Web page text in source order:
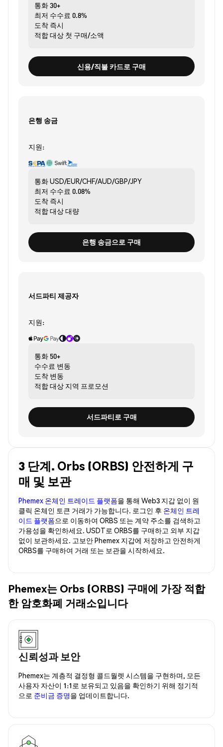
통화30+
최저 수수료 0.8%
도착 즉시
적합 대상 첫 구매/소액
신용/직불 카드로 구매
은행 송금
지원:
통화USD/EUR/CHF/AUD/GBP/JPY
최저 수수료 0.08%
도착 즉시
적합 대상대량
은행 송금으로 구매
서드파티 제공자
지원:
통화 50+
수수료 변동
도착 변동
적합 대상 지역 프로모션
서드파티로 구매
3 단계. Orbs (ORBS) 안전하게 구
매 및 보관
Phemex 온체인 트레이드 플랫폼을 통해 Web3 지갑 없이 원
클릭 온체인 토큰 거래가 가능합니다. 로그인 후 온체인 트레
이드 플랫폼으로 이동하여 ORBS 또는 계약 주소를 검색하고
가용성을 확인하세요. USDT로 ORBS를 구매하고 외부 지갑
없이 보관하세요. 고보안 Phemex 지갑에 저장하고 안전하게
ORBS를 구매하여 거래 또는 보관을 시작하세요.
Phemex는 Orbs (ORBS) 구매에 가장 적합
한 암호화폐 거래소입니다
신뢰성과 보안
Phemex는 계층적 결정형 콜드월렛 시스템을 구현하며, 모든
사용자 자산이 1:1로 보유되고 있음을 확인하기 위해 정기적
으로 준비금 증명을 업데이트합니다.